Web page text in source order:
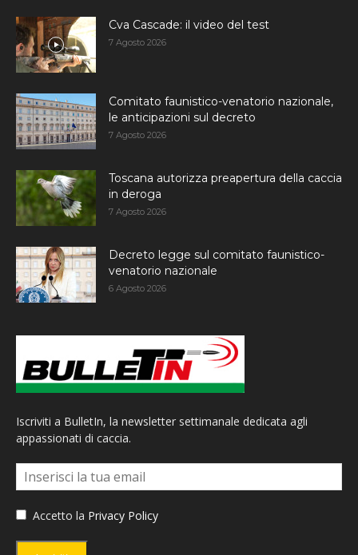
Cva Cascade: il video del test
7 Agosto 2026
Comitato faunistico-venatorio nazionale,
le anticipazioni sul decreto
7 Agosto 2026
Toscana autorizza preapertura della caccia
in deroga
7 Agosto 2026
Decreto legge sul comitato faunistico-
venatorio nazionale
6 Agosto 2026
Iscriviti a BulletIn, la newsletter settimanale dedicata agli
appassionati di caccia.
Accetto la Privacy Policy